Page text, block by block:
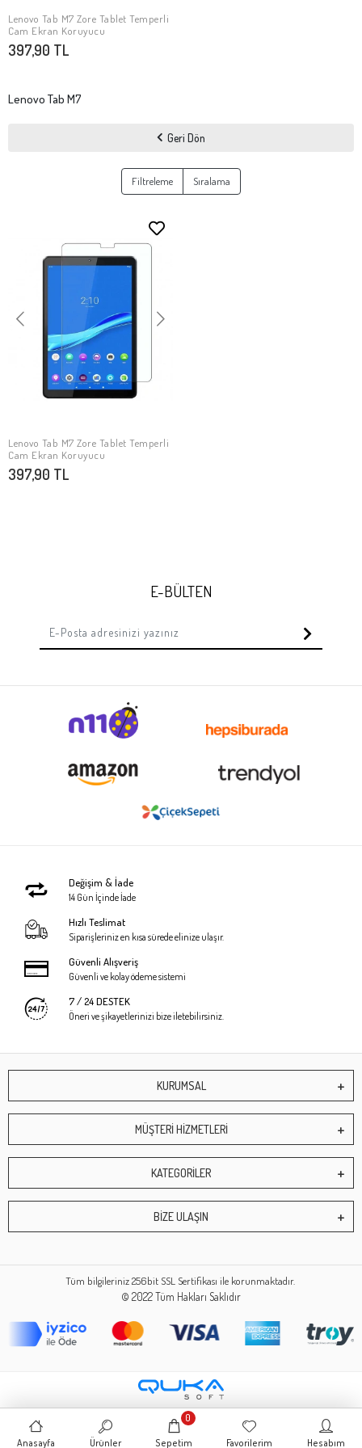
SEPETE EKLE
Lenovo Tab M7 Zore Tablet Temperli
Cam Ekran Koruyucu
397,90 TL
Lenovo Tab M7
Geri Dön
Filtreleme Sıralama
SEPETE EKLE
Lenovo Tab M7 Zore Tablet Temperli
Cam Ekran Koruyucu
397,90 TL
E-BÜLTEN
Değişim & İade
14 Gün İçinde İade
Hızlı Teslimat
Siparişleriniz en kısa sürede elinize ulaşır.
Güvenli Alışveriş
Güvenli ve kolay ödeme sistemi
7 / 24 DESTEK
Öneri ve şikayetlerinizi bize iletebilirsiniz.
KURUMSAL
MÜŞTERİ HİZMETLERİ
KATEGORİLER
BİZE ULAŞIN
Tüm bilgileriniz 256bit SSL Sertifikası ile korunmaktadır.
© 2022Tüm Hakları Saklıdır
Anasayfa Ürünler Sepetim
0
Favorilerim Hesabım